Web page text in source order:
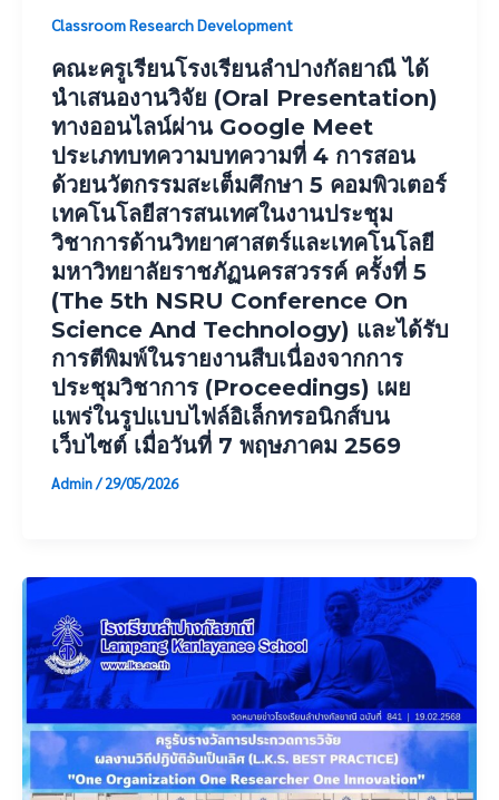
Classroom Research Development
คณะครูเรียนโรงเรียนลำปางกัลยาณี ได้
นำเสนองานวิจัย (Oral Presentation)
ทางออนไลน์ผ่าน Google Meet
ประเภทบทความบทความที่ 4 การสอน
ด้วยนวัตกรรมสะเต็มศึกษา 5 คอมพิวเตอร์
เทคโนโลยีสารสนเทศในงานประชุม
วิชาการด้านวิทยาศาสตร์และเทคโนโลยี
มหาวิทยาลัยราชภัฏนครสวรรค์ ครั้งที่ 5
(The 5th NSRU Conference On
Science And Technology) และได้รับ
การตีพิมพ์ในรายงานสืบเนื่องจากการ
ประชุมวิชาการ (Proceedings) เผย
แพร่ในรูปแบบไฟล์อิเล็กทรอนิกส์บน
เว็บไซต์ เมื่อวันที่ 7 พฤษภาคม 2569
Admin/29/05/2026